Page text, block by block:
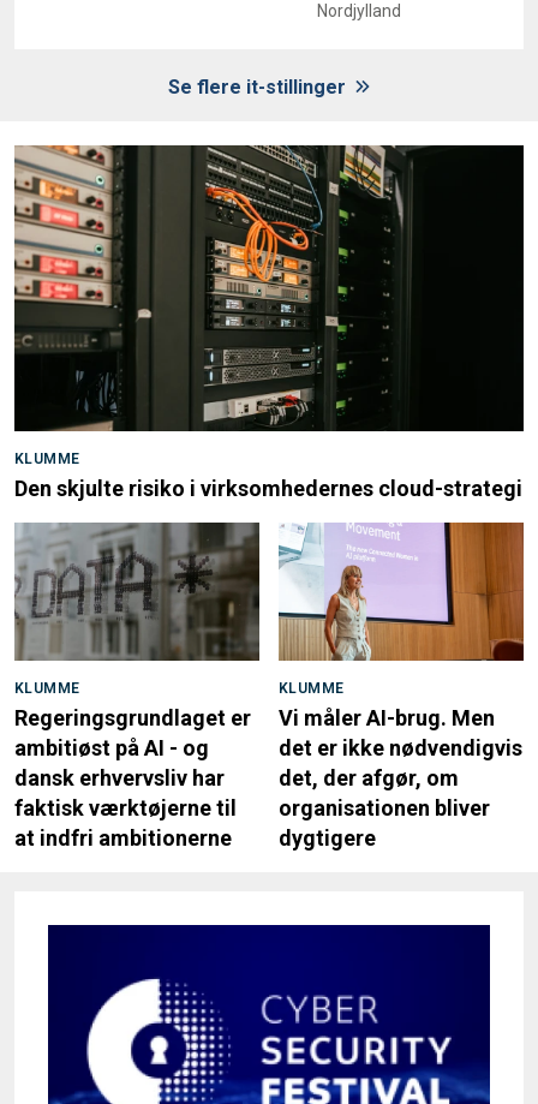
Nordjylland
Se flere it-stillinger
KLUMME
Den skjulte risiko i virksomhedernes cloud-strategi
KLUMME
Regeringsgrundlaget er
ambitiøst på AI - og
dansk erhvervsliv har
faktisk værktøjerne til
at indfri ambitionerne
KLUMME
Vi måler AI-brug. Men
det er ikke nødvendigvis
det, der afgør, om
organisationen bliver
dygtigere